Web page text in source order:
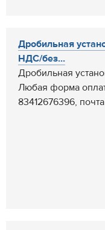
Дробильная
НДС/без...
Дробильная
Любая форма
83412676396,